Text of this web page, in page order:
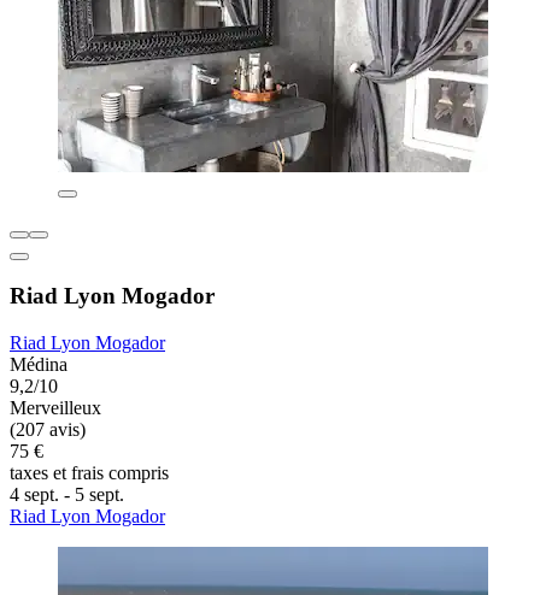
Riad Lyon Mogador
Riad Lyon Mogador
Médina
9,2/10
Merveilleux
(207 avis)
75 €
taxes et frais compris
4 sept. - 5 sept.
Riad Lyon Mogador